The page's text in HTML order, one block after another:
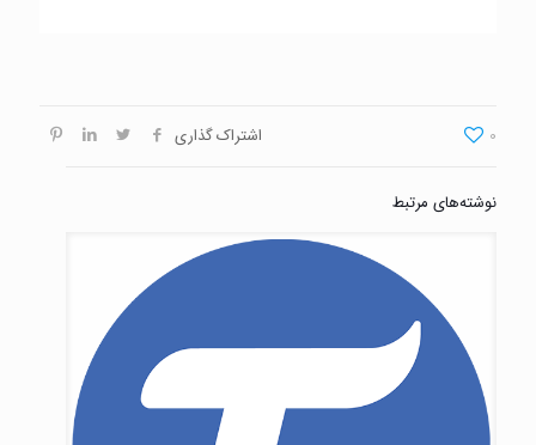
اشتراک گذاری 0
نوشته‌های مرتبط